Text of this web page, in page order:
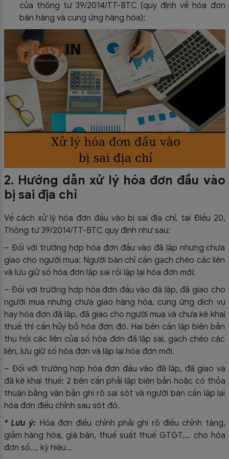
của thông tư 39/2014/TT-BTC (quy định về hóa đơn
bán hàng và cung ứng hàng hóa);
2. Hướng dẫn xử lý hóa đơn đầu vào
bị sai địa chỉ
Về cách xử lý hóa đơn đầu vào bị sai địa chỉ, tại Điều 20,
Thông tư 39/2014/TT-BTC quy định như sau:
– Đối với trường hợp hóa đơn đầu vào đã lập nhưng chưa
giao cho người mua: Người bán chỉ cần gạch chéo các liên
và lưu giữ số hóa đơn lập sai rồi lập lại hóa đơn mới;
– Đối với trường hợp hóa đơn đầu vào đã lập, đã giao cho
người mua nhưng chưa giao hàng hóa, cung ứng dịch vụ
hay hóa đơn đã lập, đã giao cho người mua và chưa kê khai
thuế thì cần hủy bỏ hóa đơn đó. Hai bên cần lập biên bản
thu hồi các liên của số hóa đơn đã lập sai, gạch chéo các
liên, lưu giữ số hóa đơn và lập lại hóa đơn mới.
– Đối với trường hợp hóa đơn đầu vào đã lập, đã giao và
đã kê khai thuế: 2 bên cần phải lập biên bản hoặc có thỏa
thuận bằng văn bản ghi rõ sai sót và người bán cần lập lại
hóa đơn điều chỉnh sau sót đó.
* Lưu ý: Hóa đơn điều chỉnh phải ghi rõ điều chỉnh tăng,
giảm hàng hóa, giá bán, thuế suất thuế GTGT,… cho hóa
đơn số…, ký hiệu…